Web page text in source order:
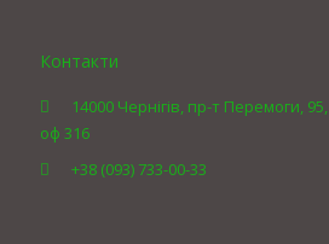
Контакти
14000 Чернігів, пр-т Перемоги, 95,
оф 316
+38 (093) 733-00-33